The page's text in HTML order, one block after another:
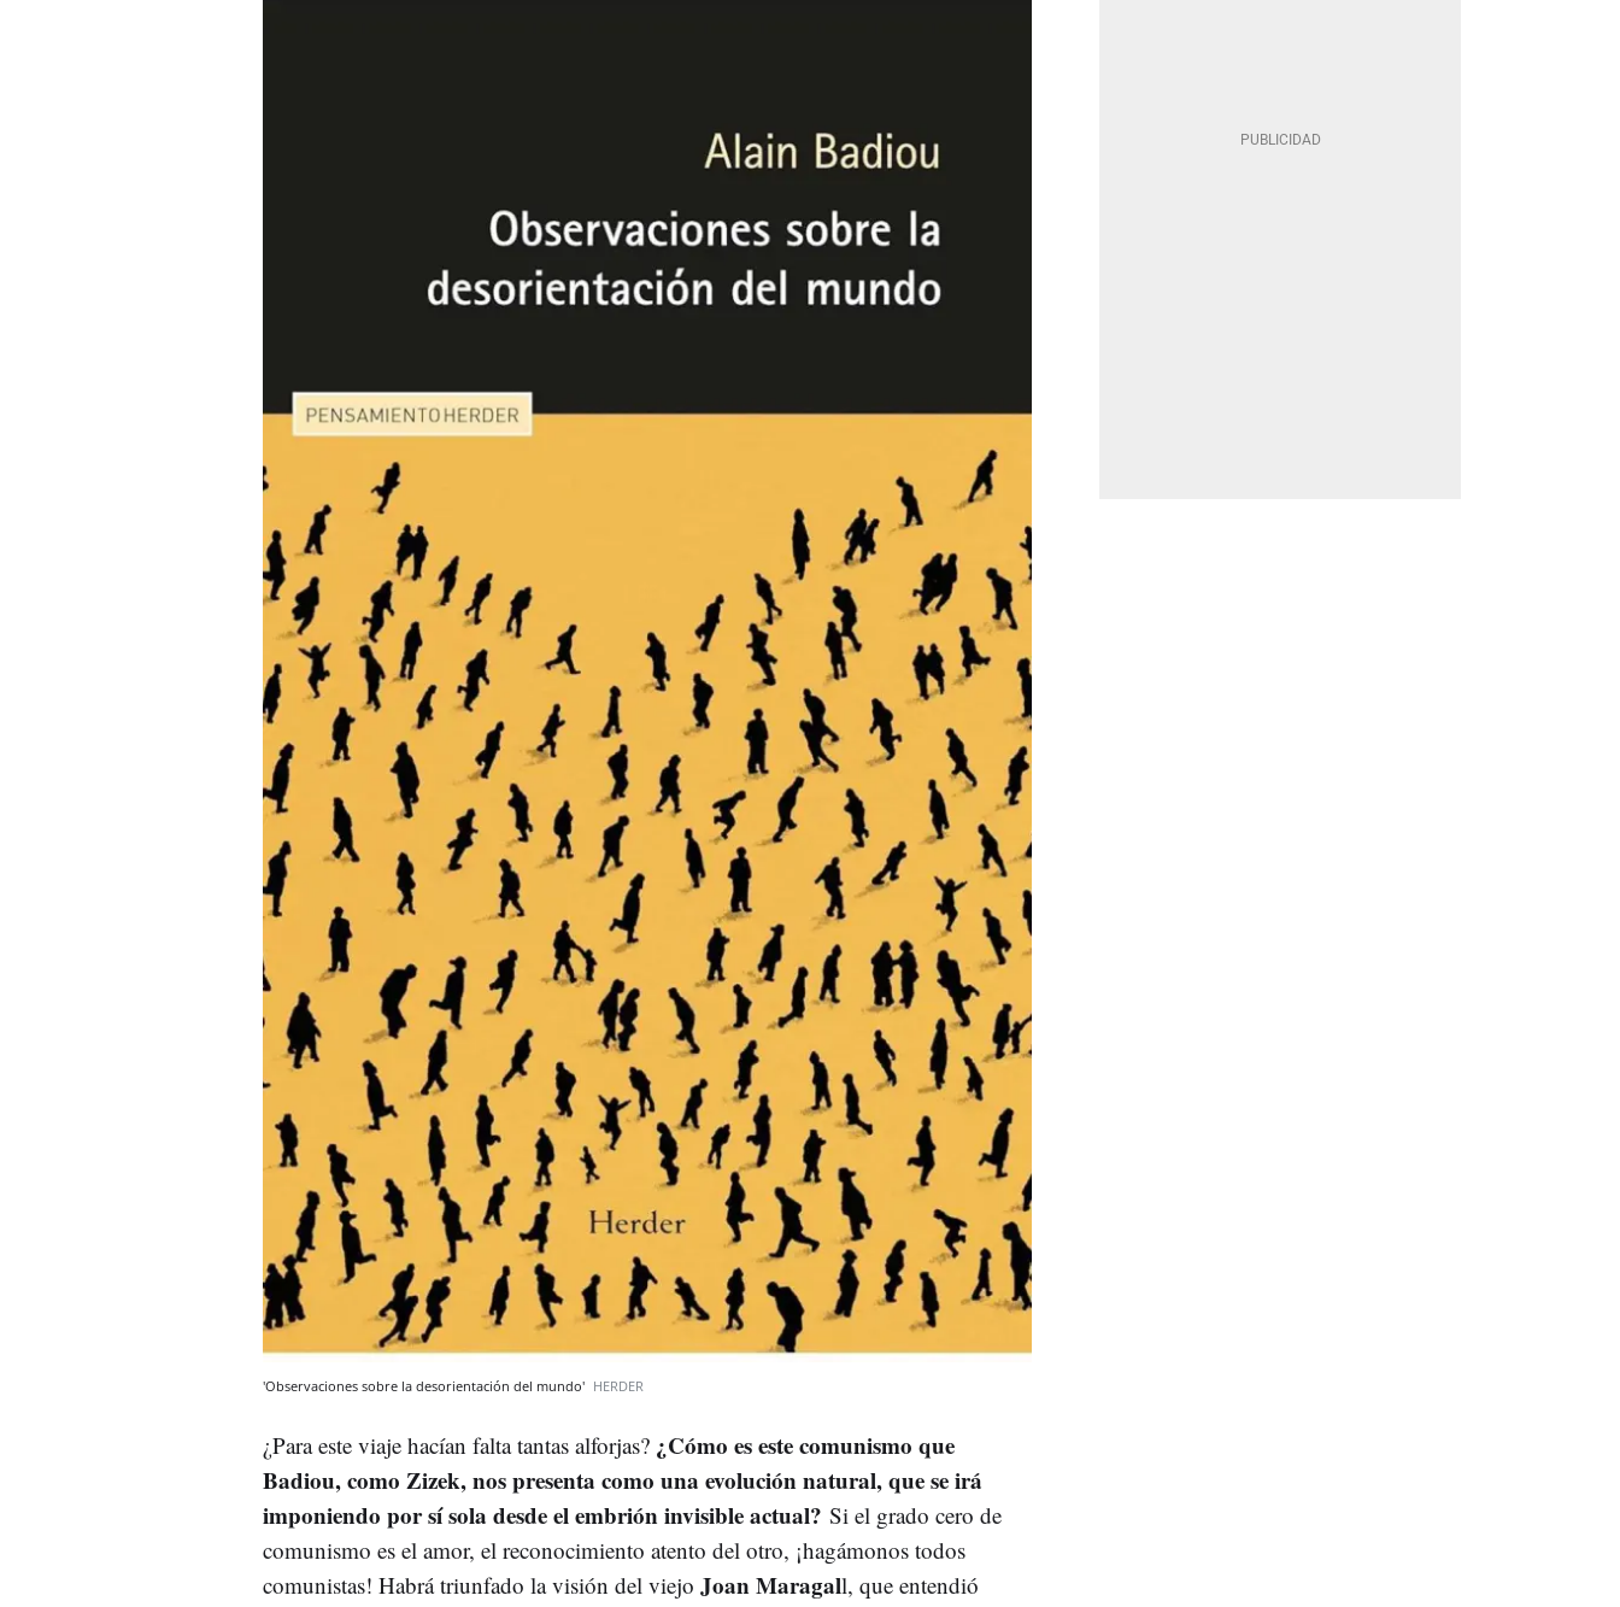
'Observaciones sobre la desorientación del mundo' HERDER
¿Para este viaje hacían falta tantas alforjas? ¿Cómo es este comunismo que
Badiou, como Zizek, nos presenta como una evolución natural, que se irá
imponiendo por sí sola desde el embrión invisible actual? Si el grado cero de
comunismo es el amor, el reconocimiento atento del otro, ¡hagámonos todos
comunistas! Habrá triunfado la visión del viejo Joan Maragall, que entendió